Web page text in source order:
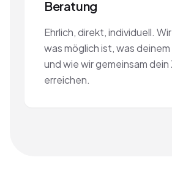
Beratung
Ehrlich, direkt, individuell.
was möglich ist, was
und wie wir gemeinsam dein
erreichen.